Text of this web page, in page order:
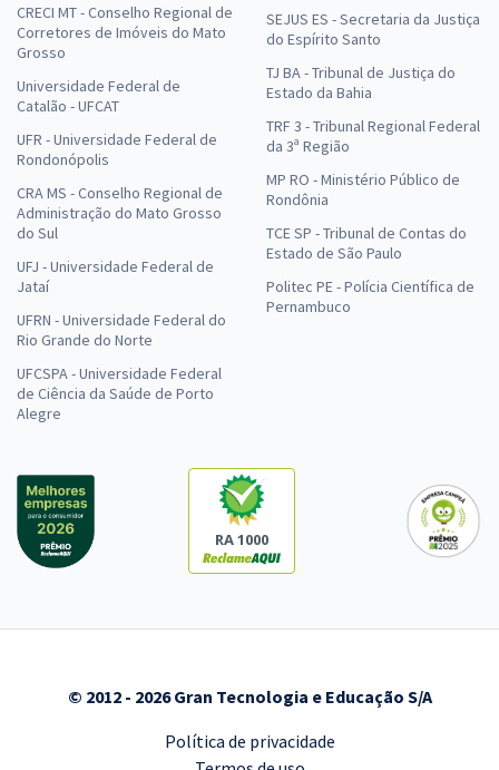
CRECI MT - Conselho Regional de
Corretores de Imóveis do Mato
Grosso
Universidade Federal de
Catalão - UFCAT
UFR - Universidade Federal de
Rondonópolis
CRA MS - Conselho Regional de
Administração do Mato Grosso
do Sul
UFJ - Universidade Federal de
Jataí
UFRN - Universidade Federal do
Rio Grande do Norte
UFCSPA - Universidade Federal
de Ciência da Saúde de Porto
Alegre
SEJUS ES - Secretaria da Justiça
do Espírito Santo
TJ BA - Tribunal de Justiça do
Estado da Bahia
TRF 3 - Tribunal Regional Federal
da 3ª Região
MP RO - Ministério Público de
Rondônia
TCE SP - Tribunal de Contas do
Estado de São Paulo
Politec PE - Polícia Científica de
Pernambuco
RA 1000
© 2012 - 2026 Gran Tecnologia e Educação S/A
Política de privacidade